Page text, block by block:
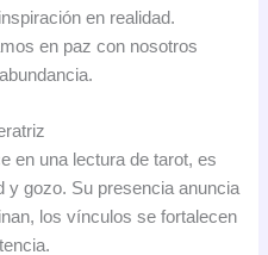
en realidad.
en paz con nosotros
en una lectura de tarot, es
y gozo. Su presencia anuncia
los vínculos se fortalecen